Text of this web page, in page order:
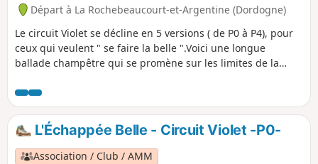
Départ à La Rochebeaucourt-et-Argentine (Dordogne)
Le circuit Violet se décline en 5 versions ( de P0 à P4), pour
ceux qui veulent " se faire la belle ".Voici une longue
ballade champêtre qui se promène sur les limites de la
Fontaine puis qui longe celle que marque la Nizonne, entre
Dordogne et Charente.
L'Échappée Belle - Circuit Violet -P0-
Association / Club / AMM